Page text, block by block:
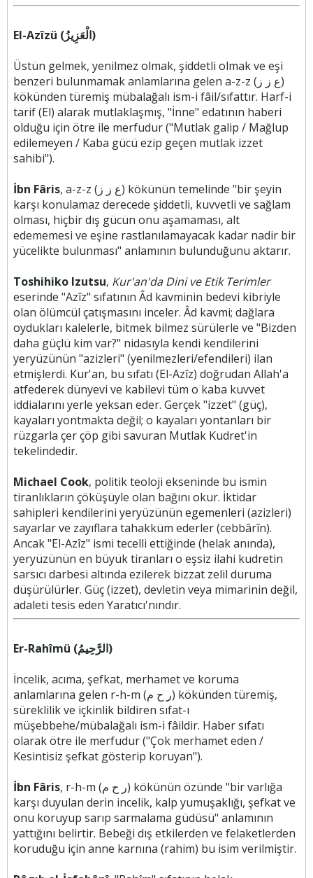
El-Azîzü (الْعَزِيزُ)
Üstün gelmek, yenilmez olmak, şiddetli olmak ve eşi
benzeri bulunmamak anlamlarına gelen a-z-z (ع ز ز)
kökünden türemiş mübalağalı ism-i fâil/sıfattır. Harf-i
tarif (El) alarak mutlaklaşmış, "İnne" edatının haberi
olduğu için ötre ile merfudur ("Mutlak galip / Mağlup
edilemeyen / Kaba gücü ezip geçen mutlak izzet
sahibi").
İbn Fâris, a-z-z (ع ز ز) kökünün temelinde "bir şeyin
karşı konulamaz derecede şiddetli, kuvvetli ve sağlam
olması, hiçbir dış gücün onu aşamaması, alt
edememesi ve eşine rastlanılamayacak kadar nadir bir
yücelikte bulunması" anlamının bulunduğunu aktarır.
Toshihiko Izutsu, Kur'an'da Dini ve Etik Terimler
eserinde "Azîz" sıfatının Âd kavminin bedevi kibriyle
olan ölümcül çatışmasını inceler. Âd kavmi; dağlara
oydukları kalelerle, bitmek bilmez sürülerle ve "Bizden
daha güçlü kim var?" nidasıyla kendi kendilerini
yeryüzünün "azizleri" (yenilmezleri/efendileri) ilan
etmişlerdi. Kur'an, bu sıfatı (El-Azîz) doğrudan Allah'a
atfederek dünyevi ve kabilevi tüm o kaba kuvvet
iddialarını yerle yeksan eder. Gerçek "izzet" (güç),
kayaları yontmakta değil; o kayaları yontanları bir
rüzgarla çer çöp gibi savuran Mutlak Kudret'in
tekelindedir.
Michael Cook, politik teoloji ekseninde bu ismin
tiranlıkların çöküşüyle olan bağını okur. İktidar
sahipleri kendilerini yeryüzünün egemenleri (azizleri)
sayarlar ve zayıflara tahakküm ederler (cebbârîn).
Ancak "El-Azîz" ismi tecelli ettiğinde (helak anında),
yeryüzünün en büyük tiranları o eşsiz ilahi kudretin
sarsıcı darbesi altında ezilerek bizzat zelil duruma
düşürülürler. Güç (izzet), devletin veya mimarinin değil,
adaleti tesis eden Yaratıcı'nındır.
Er-Rahîmü (الرَّحِيمُ)
İncelik, acıma, şefkat, merhamet ve koruma
anlamlarına gelen r-h-m (ر ح م) kökünden türemiş,
süreklilik ve içkinlik bildiren sıfat-ı
müşebbehe/mübalağalı ism-i fâildir. Haber sıfatı
olarak ötre ile merfudur ("Çok merhamet eden /
Kesintisiz şefkat gösterip koruyan").
İbn Fâris, r-h-m (ر ح م) kökünün özünde "bir varlığa
karşı duyulan derin incelik, kalp yumuşaklığı, şefkat ve
onu koruyup sarıp sarmalama güdüsü" anlamının
yattığını belirtir. Bebeği dış etkilerden ve felaketlerden
koruduğu için anne karnına (rahim) bu isim verilmiştir.